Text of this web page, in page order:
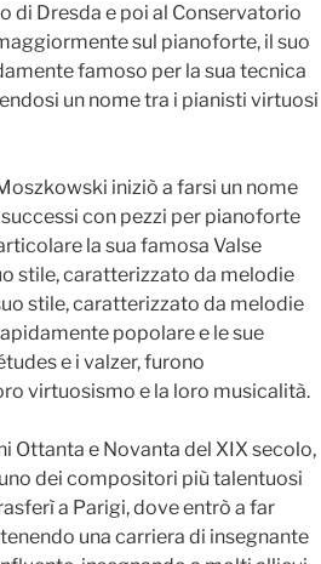
di Dresda e poi al Conservatorio
sul pianoforte, il suo
famoso per la sua tecnica
un nome tra i pianisti virtuosi
iniziò a farsi un nome
con pezzi per pianoforte
la sua famosa Valse
stile, caratterizzato da melodie
stile, caratterizzato da melodie
popolare e le sue
e i valzer, furono
virtuosismo e la loro musicalità.
Ottanta e Novanta del XIX secolo,
dei compositori più talentuosi
a Parigi, dove entrò a far
una carriera di insegnante